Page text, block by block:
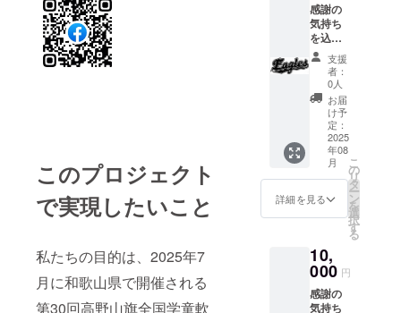
このプロジェクト
で実現したいこと
私たちの目的は、2025年7
月に和歌山県で開催される
第30回高野山旗全国学童軟
感謝の
気持ち
を込め
て「感
謝の
メッ
セー
ジ」並
びに
「当
チーム
のイン
スタグ
ラムに
ご支援
（また
は企業
様名）
を掲載
支援
者：
0人
お届
け予
定：
2025
年08
月
詳細を見る
こ
の
リ
タ
ー
ン
を
選
択
す
る
10,
000 円
感謝の
気持ち